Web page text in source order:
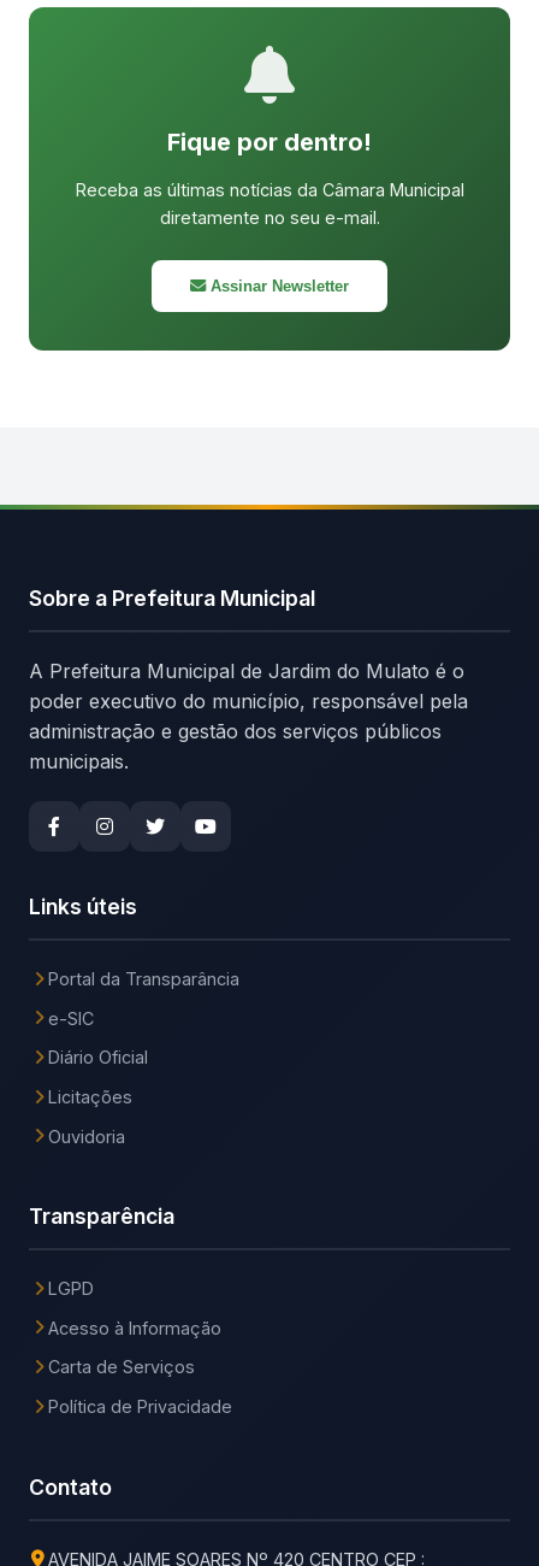
Fique por dentro!
Receba as últimas notícias da Câmara Municipal
diretamente no seu e-mail.
Assinar Newsletter
Sobre a Prefeitura Municipal
A Prefeitura Municipal de Jardim do Mulato é o
poder executivo do município, responsável pela
administração e gestão dos serviços públicos
municipais.
Links úteis
Portal da Transparância
e-SIC
Diário Oficial
Licitações
Ouvidoria
Transparência
LGPD
Acesso à Informação
Carta de Serviços
Política de Privacidade
Contato
AVENIDA JAIME SOARES Nº 420 CENTRO CEP :